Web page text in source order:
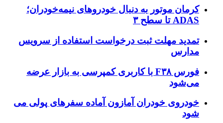
موتور به دنبال خودروهای نیمه‌خودران؛
مهلت ثبت درخواست استفاده از سرویس
فورس F۳۸ با کاربری کمپرسی به بازار عرضه
خودران آمازون آماده سفرهای پولی می